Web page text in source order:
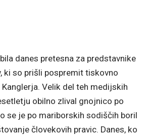
danes pretesna za predstavnike
ki so prišli pospremit tiskovno
Velik del teh medijskih
obilno zlival gnojnico po
se je po mariborskih sodiščih boril
človekovih pravic. Danes, ko